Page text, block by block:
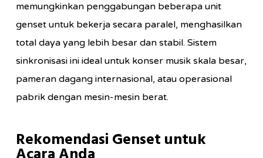
memungkinkan penggabungan beberapa unit
genset untuk bekerja secara paralel, menghasilkan
total daya yang lebih besar dan stabil. Sistem
sinkronisasi ini ideal untuk konser musik skala besar,
pameran dagang internasional, atau operasional
pabrik dengan mesin-mesin berat.
Rekomendasi Genset untuk